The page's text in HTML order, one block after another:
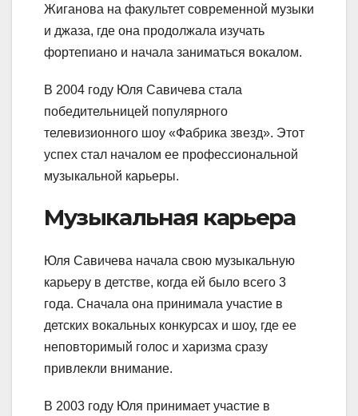
Жиганова на факультет современной музыки
и джаза, где она продолжала изучать
фортепиано и начала заниматься вокалом.
В 2004 году Юля Савичева стала
победительницей популярного
телевизионного шоу «Фабрика звезд». Этот
успех стал началом ее профессиональной
музыкальной карьеры.
Музыкальная карьера
Юля Савичева начала свою музыкальную
карьеру в детстве, когда ей было всего 3
года. Сначала она принимала участие в
детских вокальных конкурсах и шоу, где ее
неповторимый голос и харизма сразу
привлекли внимание.
В 2003 году Юля принимает участие в